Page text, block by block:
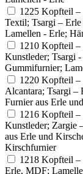
1225 Kopfteil –
Textil; Tsargi –
Lamellen - Erle;
1210 Kopfteil –
Kunstleder; Tsargi
Gummifurnier;
1220 Kopfteil –
Alcantara; Tsargi –
Furnier aus Erle
1216 Kopfteil –
Kunstleder; Zargie
aus Erle und
Kirschfurnier
1218 Kopfteil –
Erle, MDF;